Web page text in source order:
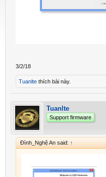
3/2/18
Tuanlte thích bài này.
Tuanlte
Support firmware
Đình_Nghệ An said: ↑